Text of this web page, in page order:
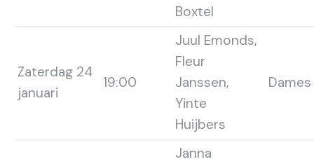
Boxtel
Zaterdag 24
januari
19:00
Juul Emonds,
Fleur
Janssen,
Yinte
Huijbers
Dames
Janna